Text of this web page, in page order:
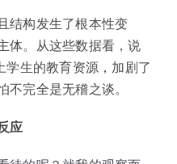
结构发生了根本性变
体。从这些数据看，说
学生的教育资源，加剧了
完全是无稽之谈。
应